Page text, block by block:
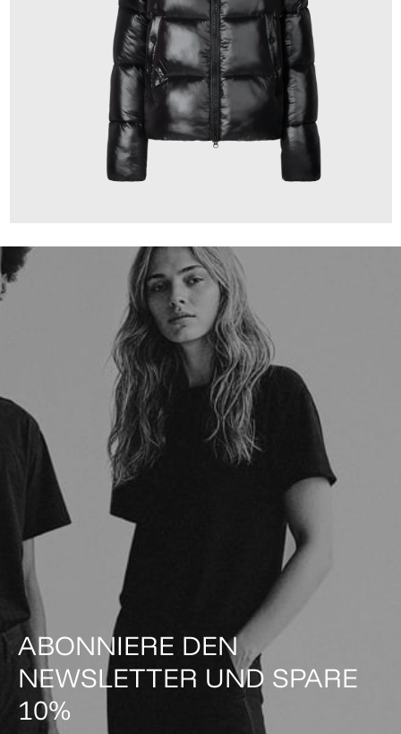
ABONNIERE DEN
NEWSLETTER UND SPARE
10%